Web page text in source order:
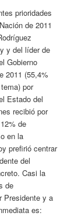
prioridades
de 2011
y del líder de
Gobierno
2011 (55,4%
por
Estado del
recibió por
de
en la
prefirió centrar
del
Casi la
de
Presidente y a
es: